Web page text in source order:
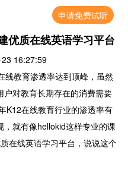
申请免费试听
优质在线英语学习平台
16:27:59
教育渗透率达到顶峰，虽然
户对教育长期存在的消费需要
K12在线教育行业的渗透率有
就有像hellokid这样专业的课
在线英语学习平台，说说这个